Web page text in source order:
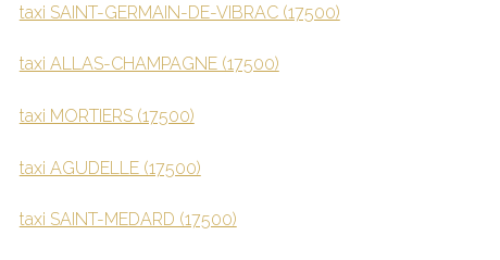
taxi SAINT-GERMAIN-DE-VIBRAC (17500)
taxi ALLAS-CHAMPAGNE (17500)
taxi MORTIERS (17500)
taxi AGUDELLE (17500)
taxi SAINT-MEDARD (17500)